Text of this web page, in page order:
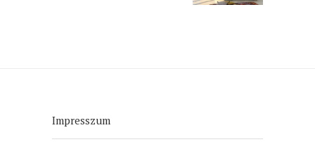
Impresszum